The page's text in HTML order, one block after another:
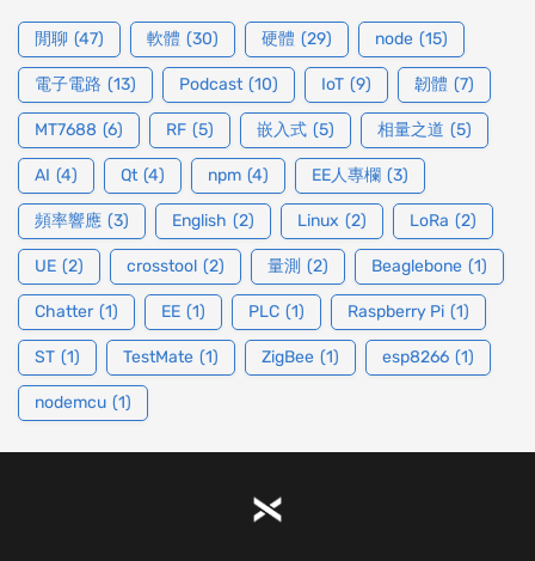
閒聊 (47) 軟體 (30) 硬體 (29) node (15)
電子電路 (13) Podcast (10) IoT (9) 韌體 (7)
MT7688 (6) RF (5) 嵌入式 (5) 相量之道 (5)
AI (4) Qt (4) npm (4) EE人專欄 (3)
頻率響應 (3) English (2) Linux (2) LoRa (2)
UE (2) crosstool (2) 量測 (2) Beaglebone (1)
Chatter (1) EE (1) PLC (1) Raspberry Pi (1)
ST (1) TestMate (1) ZigBee (1) esp8266 (1)
nodemcu (1)